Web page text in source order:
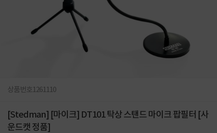
상품번호1261110
[Stedman] [마이크] DT101 탁상 스탠드 마이크 팝필터 [사
운드캣 정품]